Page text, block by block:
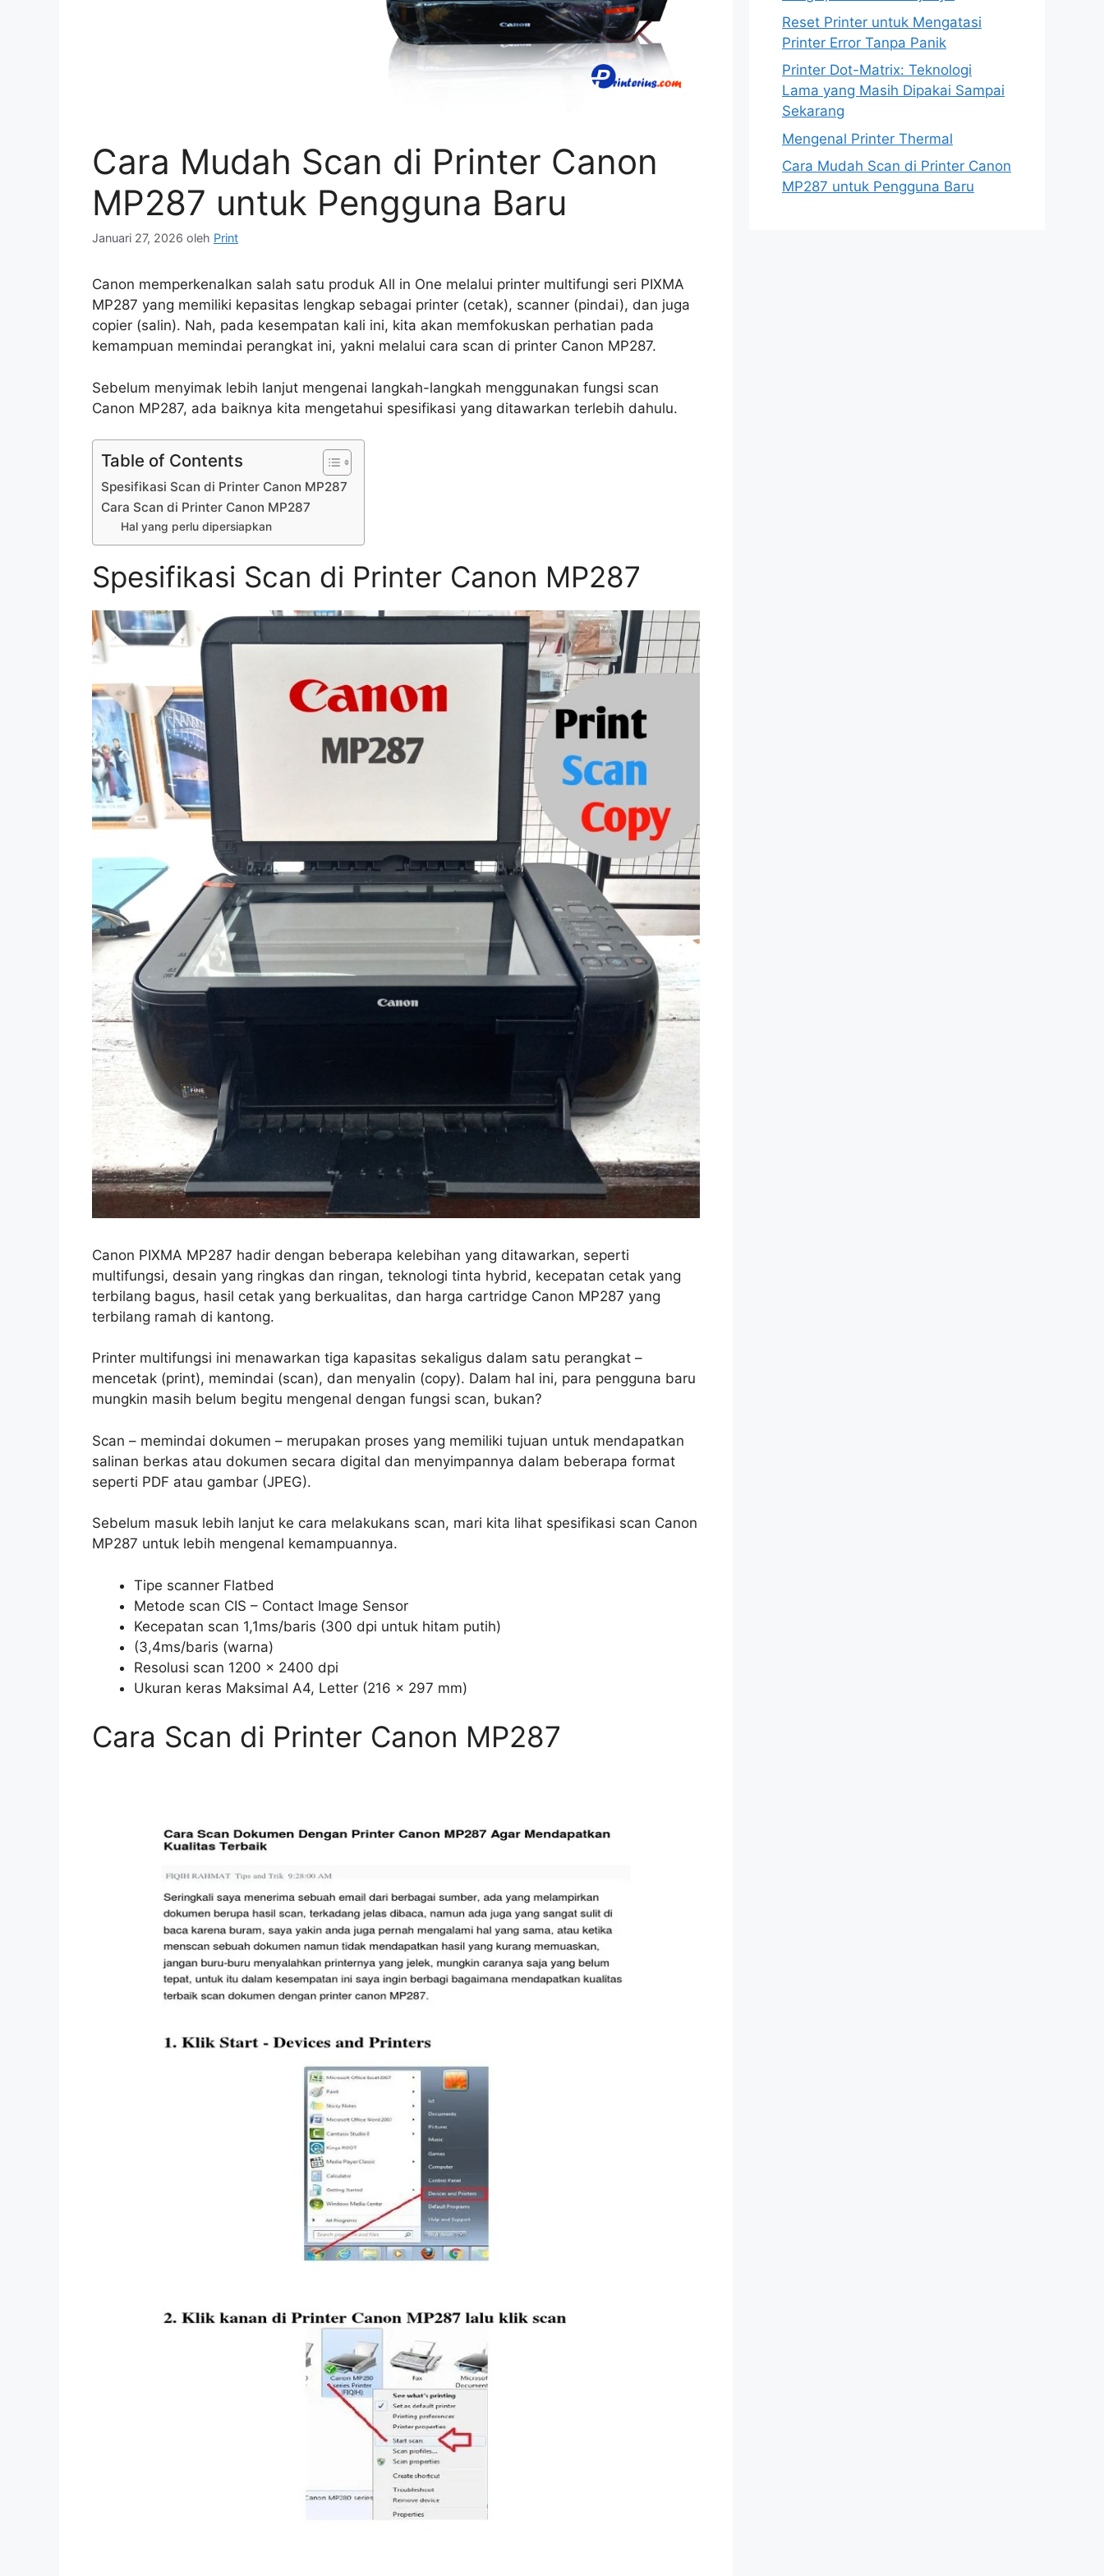
Cara Mudah Scan di Printer Canon
MP287 untuk Pengguna Baru
Januari 27, 2026 oleh Print
Canon memperkenalkan salah satu produk All in One melalui printer multifungi seri PIXMA
MP287 yang memiliki kepasitas lengkap sebagai printer (cetak), scanner (pindai), dan juga
copier (salin). Nah, pada kesempatan kali ini, kita akan memfokuskan perhatian pada
kemampuan memindai perangkat ini, yakni melalui cara scan di printer Canon MP287.
Sebelum menyimak lebih lanjut mengenai langkah-langkah menggunakan fungsi scan
Canon MP287, ada baiknya kita mengetahui spesifikasi yang ditawarkan terlebih dahulu.
Table of Contents
Spesifikasi Scan di Printer Canon MP287
Cara Scan di Printer Canon MP287
Hal yang perlu dipersiapkan
Spesifikasi Scan di Printer Canon MP287
Canon PIXMA MP287 hadir dengan beberapa kelebihan yang ditawarkan, seperti
multifungsi, desain yang ringkas dan ringan, teknologi tinta hybrid, kecepatan cetak yang
terbilang bagus, hasil cetak yang berkualitas, dan harga cartridge Canon MP287 yang
terbilang ramah di kantong.
Printer multifungsi ini menawarkan tiga kapasitas sekaligus dalam satu perangkat –
mencetak (print), memindai (scan), dan menyalin (copy). Dalam hal ini, para pengguna baru
mungkin masih belum begitu mengenal dengan fungsi scan, bukan?
Scan – memindai dokumen – merupakan proses yang memiliki tujuan untuk mendapatkan
salinan berkas atau dokumen secara digital dan menyimpannya dalam beberapa format
seperti PDF atau gambar (JPEG).
Sebelum masuk lebih lanjut ke cara melakukans scan, mari kita lihat spesifikasi scan Canon
MP287 untuk lebih mengenal kemampuannya.
Tipe scanner Flatbed
Metode scan CIS – Contact Image Sensor
Kecepatan scan 1,1ms/baris (300 dpi untuk hitam putih)
(3,4ms/baris (warna)
Resolusi scan 1200 x 2400 dpi
Ukuran keras Maksimal A4, Letter (216 x 297 mm)
Cara Scan di Printer Canon MP287
Reset Printer untuk Mengatasi
Printer Error Tanpa Panik
Printer Dot-Matrix: Teknologi
Lama yang Masih Dipakai Sampai
Sekarang
Mengenal Printer Thermal
Cara Mudah Scan di Printer Canon
MP287 untuk Pengguna Baru